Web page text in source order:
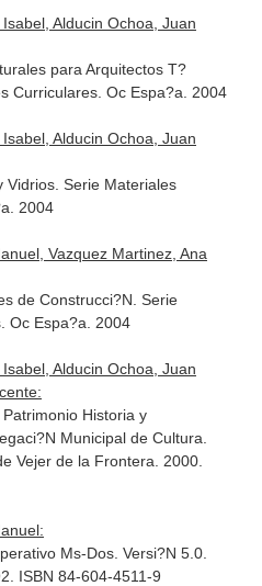
Alducin Ochoa, Juan
para Arquitectos T?
Curriculares. Oc Espa?a. 2004
Alducin Ochoa, Juan
Vidrios. Serie Materiales
2004
Vazquez Martinez, Ana
de Construcci?N. Serie
Oc Espa?a. 2004
Alducin Ochoa, Juan
Historia y
Municipal de Cultura.
Vejer de la Frontera. 2000.
Ms-Dos. Versi?N 5.0.
ISBN 84-604-4511-9